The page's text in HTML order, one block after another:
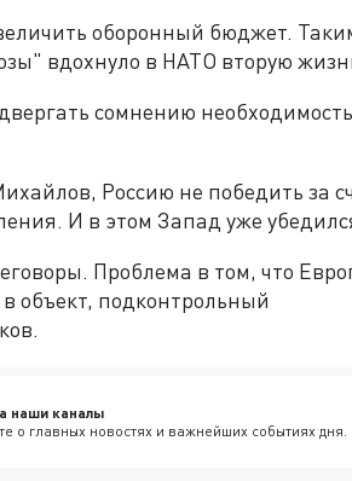
оборонный бюджет.
вдохнуло в НАТО вторую
сомнению необходимость
Россию не победить за
И в этом Запад уже
Проблема в том, что
объект, подконтрольный
наши каналы
о главных новостях и важнейших событиях дня.